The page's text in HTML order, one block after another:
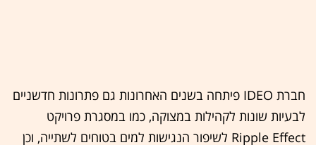
חברת IDEO פיתחה בשנים האחרונות גם פתרונות חדשניים
לבעיות שונות לקהילות במצוקה, כמו במסגרת פרויקט
Ripple Effect לשיפור הנגישות למים בטוחים לשתייה, וכן